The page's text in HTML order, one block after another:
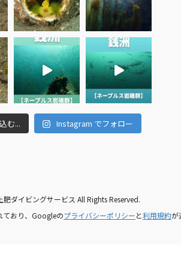
む... Instagram でフォロー
ダイビングサービス All Rights Reserved.
ており、Googleのプライバシーポリシーと利用規約が